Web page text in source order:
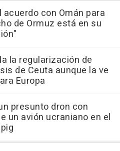
con Omán para
de Ormuz está en su
la regularización de
de Ceuta aunque la ve
Europa
presunto dron con
un avión ucraniano en el